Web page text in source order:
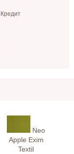
Кредит
Neo
Apple Exim
Textil